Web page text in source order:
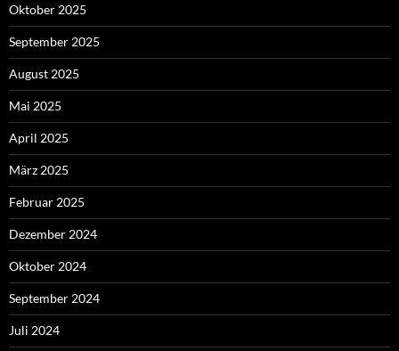
Oktober 2025
September 2025
August 2025
Mai 2025
April 2025
März 2025
Februar 2025
Dezember 2024
Oktober 2024
September 2024
Juli 2024